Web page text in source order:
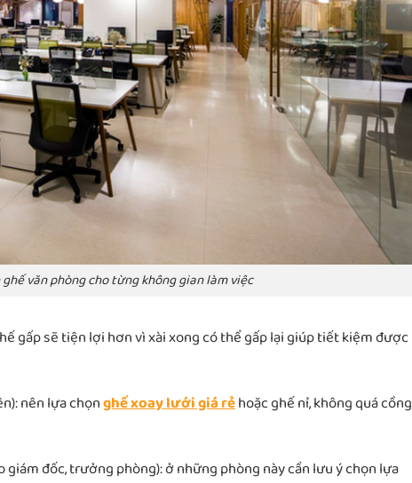
văn phòng cho từng không gian làm việc
gấp sẽ tiện lợi hơn vì xài xong có thể gấp lại giúp tiết kiệm được
nên lựa chọnghế xoay lưới giá rẻhoặc ghế nỉ, không quá cồng
đốc, trưởng phòng): ở những phòng này cần lưu ý chọn lựa